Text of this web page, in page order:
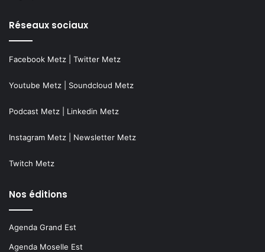
Réseaux sociaux
Facebook Metz Twitter Metz
Youtube Metz Soundcloud Metz
Podcast Metz Linkedin Metz
Instagram Metz Newsletter Metz
Twitch Metz
Nos éditions
Agenda Grand Est
Agenda Moselle Est